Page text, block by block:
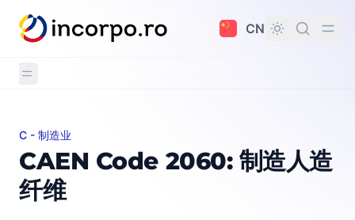
要内容
CN
CAEN Code 2060: 制造人造纤维
C - 制造业
CAEN Code 2060: 制造人造
纤维